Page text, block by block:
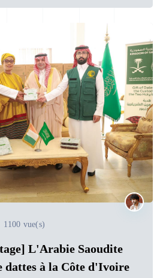
1100 vue(s)
L'Arabie Saoudite
dattes à la Côte d'Ivoire